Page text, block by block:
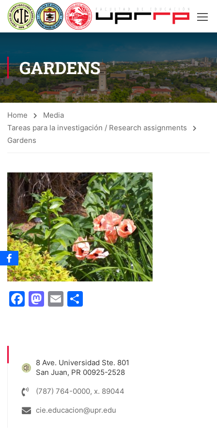
GARDENS
Home
Media
Tareas para la investigación / Research assignments
Gardens
Facebook
Mastodon
Email
8 Ave. Universidad Ste. 801
San Juan, PR 00925-2528
(787) 764-0000, x. 89044
cie.educacion@upr.edu